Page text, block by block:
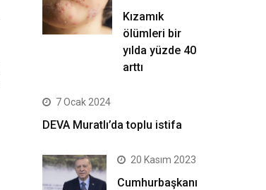
Kızamık
ölümleri bir
yılda yüzde 40
arttı
7 Ocak 2024
DEVA Muratlı’da toplu istifa
20 Kasım 2023
Cumhurbaşkanı